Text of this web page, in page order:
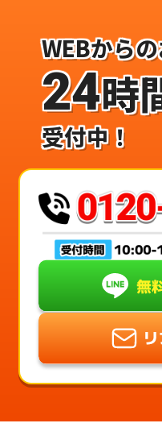
WEBから
24時
受付中！